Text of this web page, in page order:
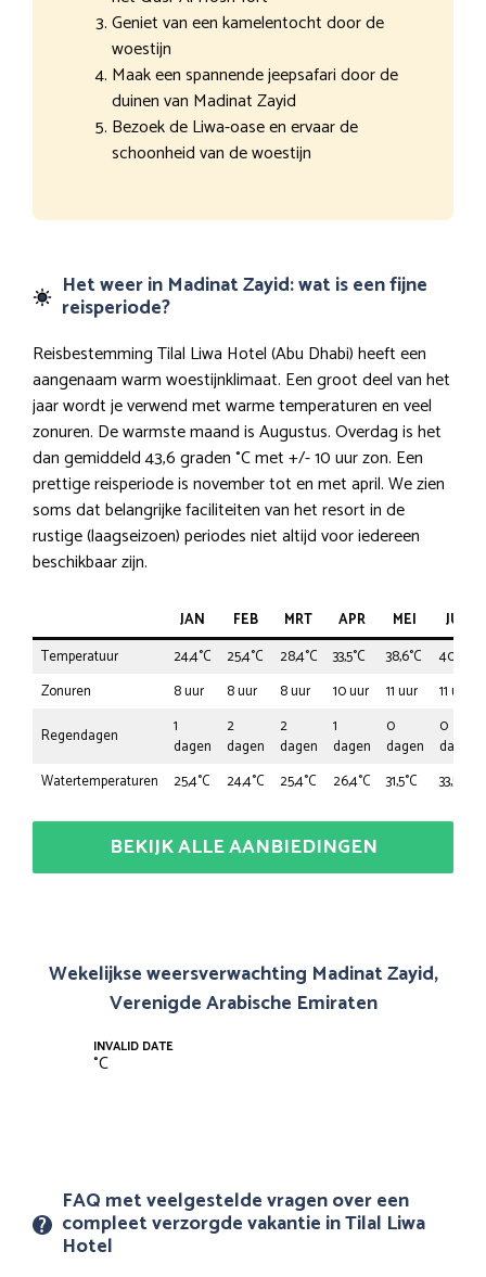
Geniet van een kamelentocht door de
woestijn
Maak een spannende jeepsafari door de
duinen van Madinat Zayid
Bezoek de Liwa-oase en ervaar de
schoonheid van de woestijn
Het weer in Madinat Zayid: wat is een fijne
reisperiode?
Reisbestemming Tilal Liwa Hotel (Abu Dhabi) heeft een
aangenaam warm woestijnklimaat. Een groot deel van het
jaar wordt je verwend met warme temperaturen en veel
zonuren. De warmste maand is Augustus. Overdag is het
dan gemiddeld 43,6 graden °C met +/- 10 uur zon. Een
prettige reisperiode is november tot en met april. We zien
soms dat belangrijke faciliteiten van het resort in de
rustige (laagseizoen) periodes niet altijd voor iedereen
beschikbaar zijn.
JAN FEB MRT APR MEI
JUN
Temperatuur
24,4°C 25,4°C 28,4°C 33,5°C 38,6°C
40,6°C
Zonuren
8 uur 8 uur 8 uur 10 uur 11 uur
11 uur
Regendagen
1
dagen
2
dagen
2
dagen
1
dagen
0
dagen
0
dagen
Watertemperaturen
25,4°C 24,4°C 25,4°C 26,4°C 31,5°C 33,5°C
BEKIJK ALLE AANBIEDINGEN
Wekelijkse weersverwachting Madinat Zayid,
Verenigde Arabische Emiraten
INVALID DATE
°C
FAQ met veelgestelde vragen over een
compleet verzorgde vakantie in Tilal Liwa
Hotel